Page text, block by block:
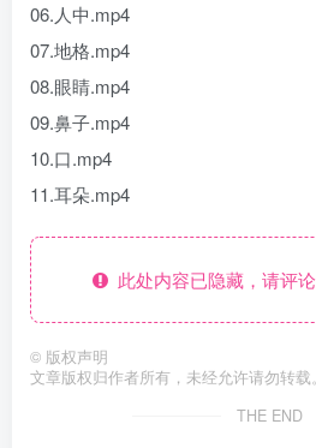
06.人中.mp4
07.地格.mp4
08.眼睛.mp4
09.鼻子.mp4
10.口.mp4
11.耳朵.mp4
此处内容已隐藏，请评
© 版权声明
文章版权归作者所有，未经允许请勿转载。
THE END